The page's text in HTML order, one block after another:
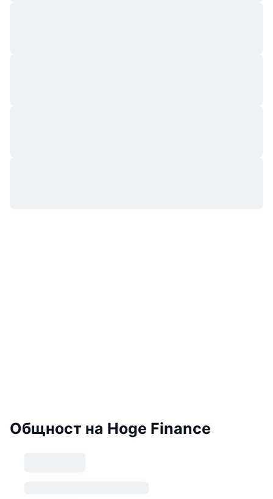
Общност на Hoge Finance